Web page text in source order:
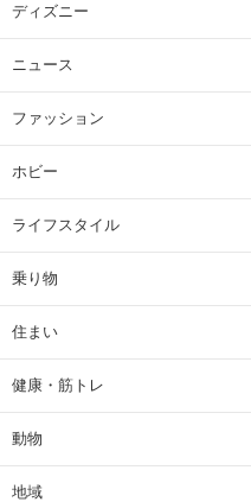
ディズニー
ニュース
ファッション
ホビー
ライフスタイル
乗り物
住まい
健康・筋トレ
動物
地域